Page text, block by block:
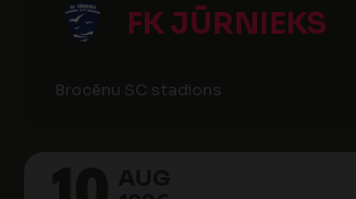
FK JŪRNIEKS
Brocēnu SC stadions